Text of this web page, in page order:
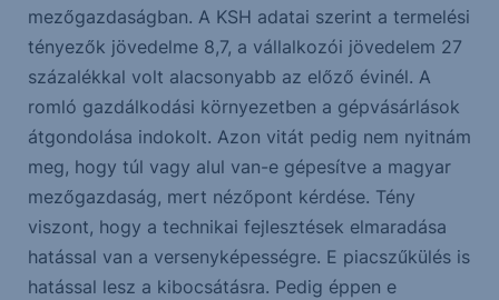
mezőgazdaságban. A KSH adatai szerint a termelési
tényezők jövedelme 8,7, a vállalkozói jövedelem 27
százalékkal volt alacsonyabb az előző évinél. A
romló gazdálkodási környezetben a gépvásárlások
átgondolása indokolt. Azon vitát pedig nem nyitnám
meg, hogy túl vagy alul van-e gépesítve a magyar
mezőgazdaság, mert nézőpont kérdése. Tény
viszont, hogy a technikai fejlesztések elmaradása
hatással van a versenyképességre. E piacszűkülés is
hatással lesz a kibocsátásra. Pedig éppen e